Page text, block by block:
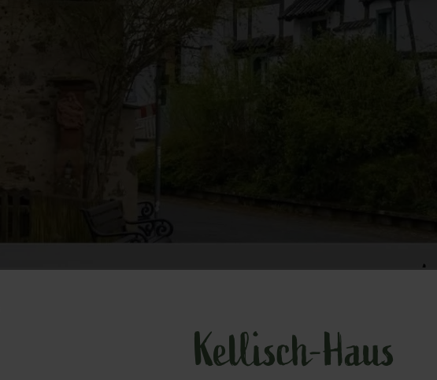
Kellisch-Haus